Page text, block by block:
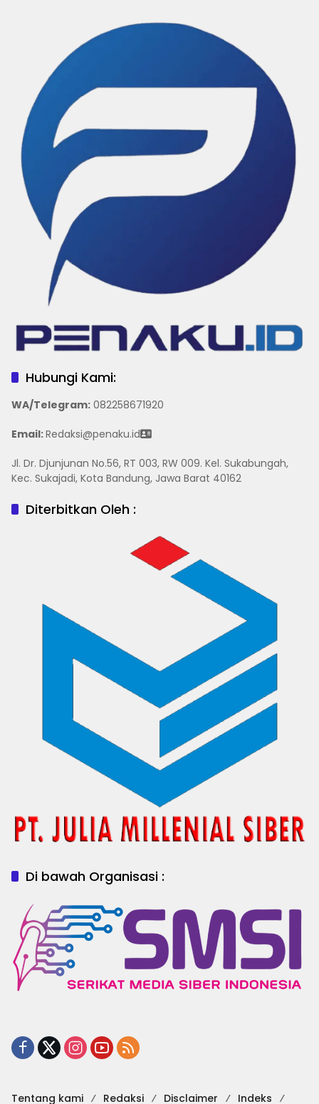
Hubungi Kami:
WA/Telegram: 082258671920
Email:Redaksi@penaku.id
Jl. Dr. Djunjunan No.56, RT 003, RW 009. Kel. Sukabungah,
Kec. Sukajadi, Kota Bandung, Jawa Barat 40162
Diterbitkan Oleh :
Di bawah Organisasi :
Tentang kami Redaksi Disclaimer Indeks